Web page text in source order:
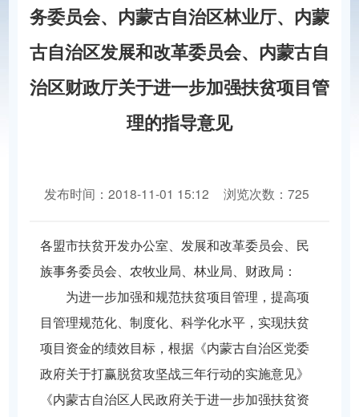
务委员会、内蒙古自治区林业厅、内蒙
古自治区发展和改革委员会、内蒙古自
治区财政厅关于进一步加强扶贫项目管
理的指导意见
发布时间：2018-11-01 15:12 浏览次数：725
各盟市扶贫开发办公室、发展和改革委员会、民
族事务委员会、农牧业局、林业局、财政局：
为进一步加强和规范扶贫项目管理，提高项
目管理规范化、制度化、科学化水平，实现扶贫
项目资金的绩效目标，根据《内蒙古自治区党委
政府关于打赢脱贫攻坚战三年行动的实施意见》
《内蒙古自治区人民政府关于进一步加强扶贫资